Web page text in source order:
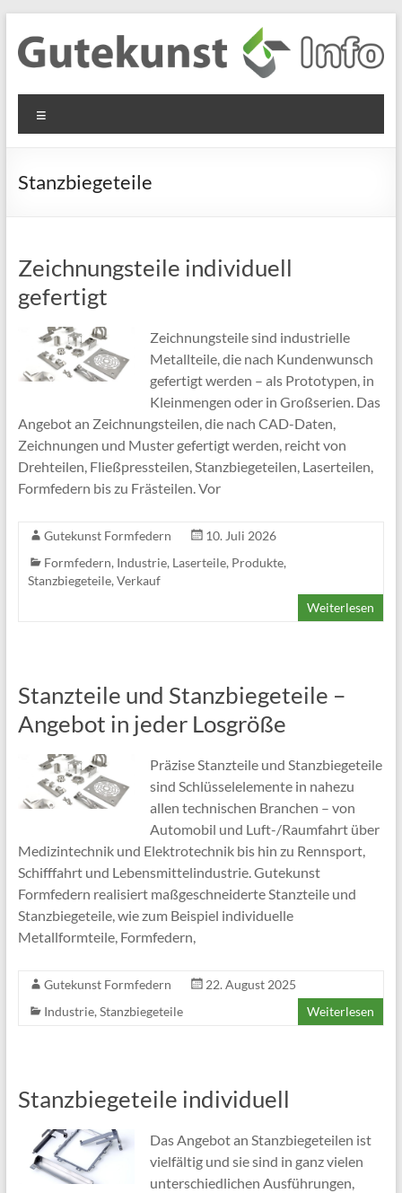
Inhalt
springen
Gutekunst
Formfedern
GmbH
Informationen
Flachmaterial
Stanzbiegeteile
Zeichnungsteile individuell
gefertigt
Zeichnungsteile sind industrielle
Metallteile, die nach Kundenwunsch
gefertigt werden – als Prototypen, in
Kleinmengen oder in Großserien. Das
Angebot an Zeichnungsteilen, die nach CAD-Daten,
Zeichnungen und Muster gefertigt werden, reicht von
Drehteilen, Fließpressteilen, Stanzbiegeteilen, Laserteilen,
Formfedern bis zu Frästeilen. Vor
Gutekunst Formfedern
10. Juli 2026
Formfedern, Industrie, Laserteile, Produkte,
Stanzbiegeteile, Verkauf
Weiterlesen
Stanzteile und Stanzbiegeteile –
Angebot in jeder Losgröße
Präzise Stanzteile und Stanzbiegeteile
sind Schlüsselelemente in nahezu
allen technischen Branchen – von
Automobil und Luft-/Raumfahrt über
Medizintechnik und Elektrotechnik bis hin zu Rennsport,
Schifffahrt und Lebensmittelindustrie. Gutekunst
Formfedern realisiert maßgeschneiderte Stanzteile und
Stanzbiegeteile, wie zum Beispiel individuelle
Metallformteile, Formfedern,
Gutekunst Formfedern
22. August 2025
Industrie, Stanzbiegeteile Weiterlesen
Stanzbiegeteile individuell
Das Angebot an Stanzbiegeteilen ist
vielfältig und sie sind in ganz vielen
unterschiedlichen Ausführungen,